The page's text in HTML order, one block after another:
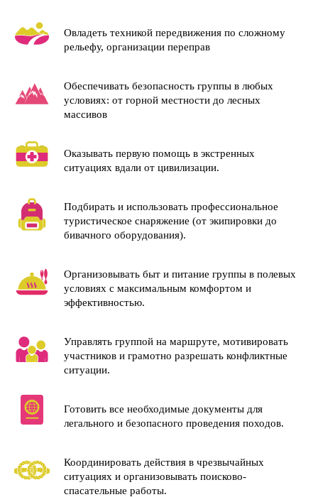
Овладеть техникой передвижения по сложному
рельефу, организации переправ
Обеспечивать безопасность группы в любых
условиях: от горной местности до лесных
массивов
Оказывать первую помощь в экстренных
ситуациях вдали от цивилизации.
Подбирать и использовать профессиональное
туристическое снаряжение (от экипировки до
бивачного оборудования).
Организовывать быт и питание группы в полевых
условиях с максимальным комфортом и
эффективностью.
Управлять группой на маршруте, мотивировать
участников и грамотно разрешать конфликтные
ситуации.
Готовить все необходимые документы для
легального и безопасного проведения походов.
Координировать действия в чрезвычайных
ситуациях и организовывать поисково-
спасательные работы.
И получите диплом
государственного образца для
профессиональной аттестации
УЧИТЕСЬ ВСВОЁМ РИТМЕ
Разные форматы
материалов: видеолекции,
текстовые конспекты,
Гибкий график: проходите
столько уроков в день,
Итоговая аттестация